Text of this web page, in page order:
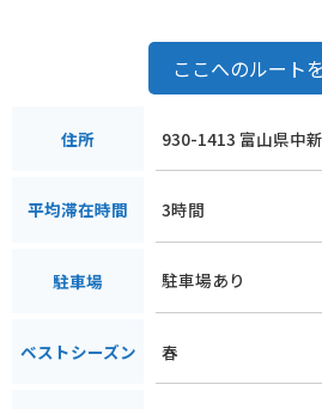
ここへのルート
住所 930-1413 富山県中
平均滞在時間 3時間
駐車場 駐車場あり
ベストシーズン 春